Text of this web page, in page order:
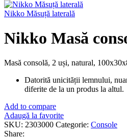
Nikko Măsuță laterală
Nikko Masă
Masă consolă, 2 uși, natural,
Datorită unicității lemnului,
diferite de la un produs la altul.
Add to compare
Adaugă la favorite
SKU: 2303000 Categorie: Console
Share: